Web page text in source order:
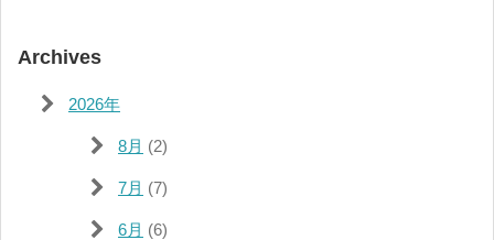
Archives
2026年
8月 (2)
7月 (7)
6月 (6)